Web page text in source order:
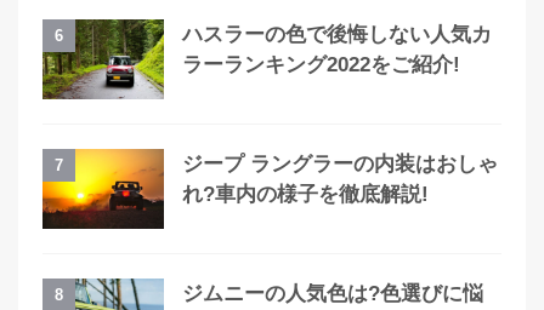
6
ハスラーの色で後悔しない人気カ
ラーランキング2022をご紹介!
7
ジープ ラングラーの内装はおしゃ
れ?車内の様子を徹底解説!
8
ジムニーの人気色は?色選びに悩